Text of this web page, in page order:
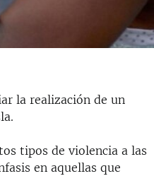
la realización de un
tipos de violencia a las
en aquellas que